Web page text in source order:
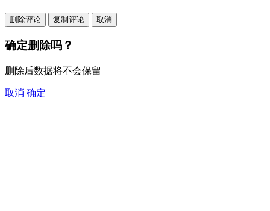
删除评论 复制评论 取消
确定删除吗？
删除后数据将不会保留
取消 确定